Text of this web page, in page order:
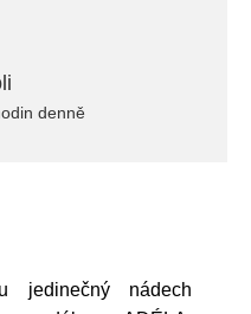
denně
jedinečný nádech